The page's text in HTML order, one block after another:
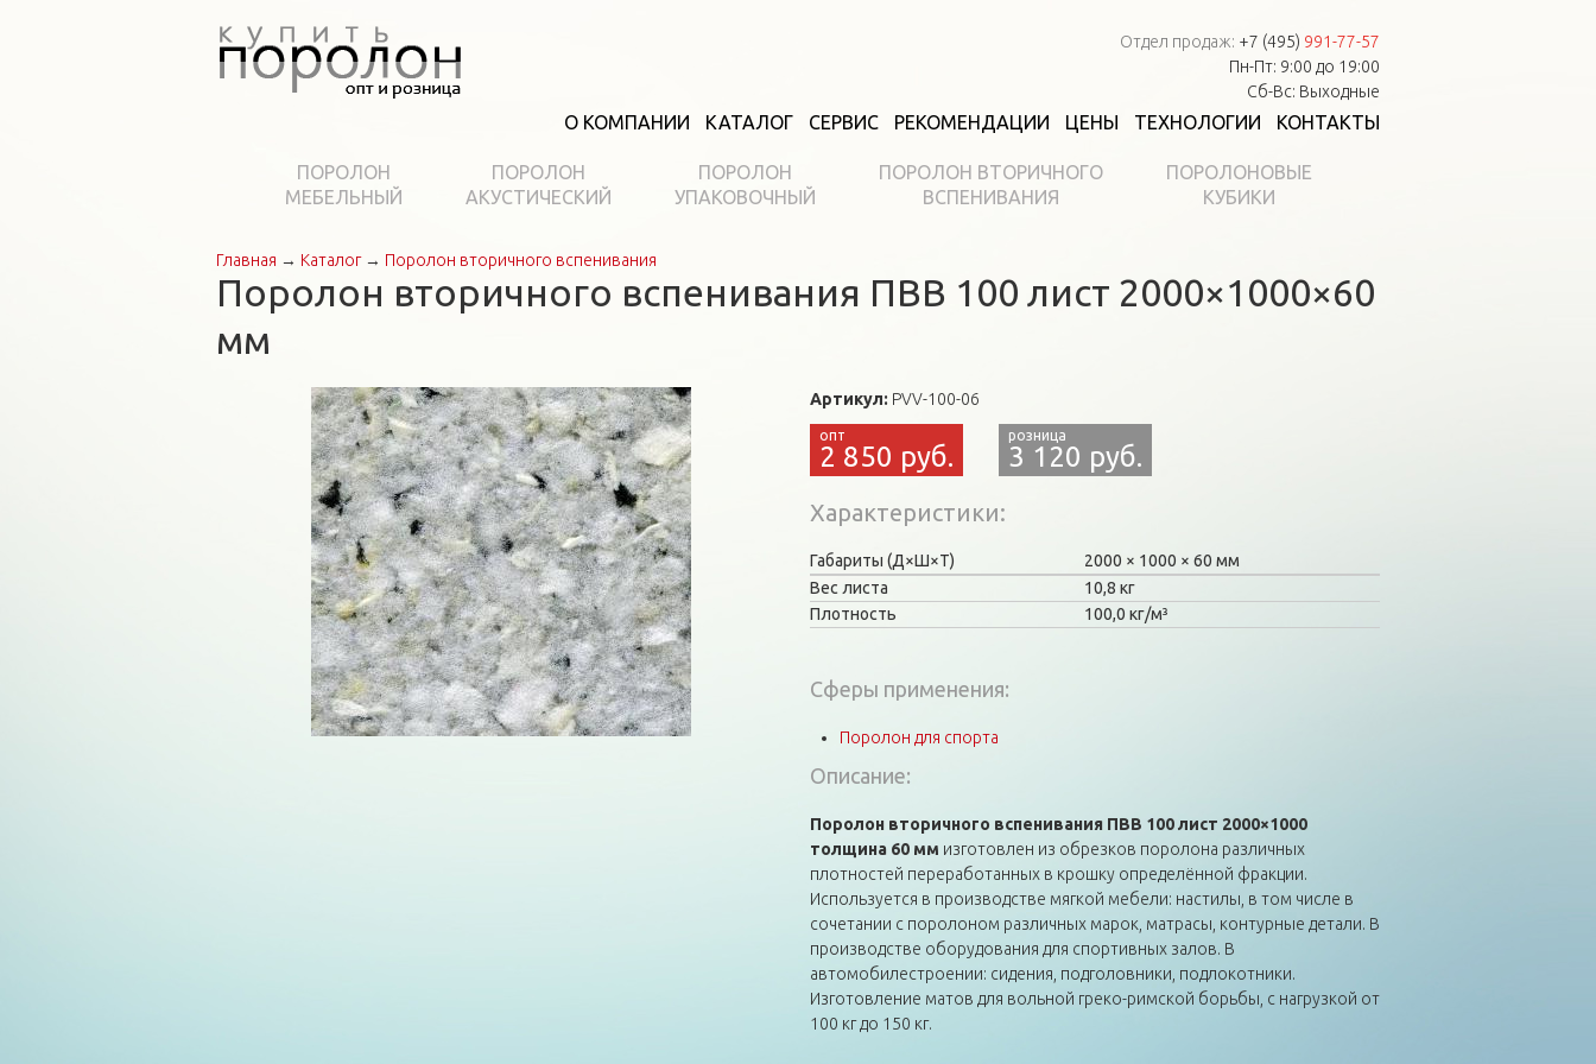
Отдел продаж: +7 (495) 991-77-57
Пн-Пт: 9:00 до 19:00
Сб-Вс: Выходные
О КОМПАНИИ КАТАЛОГ СЕРВИС РЕКОМЕНДАЦИИ ЦЕНЫ ТЕХНОЛОГИИ КОНТАКТЫ
ПОРОЛОН
МЕБЕЛЬНЫЙ
ПОРОЛОН
АКУСТИЧЕСКИЙ
ПОРОЛОН
УПАКОВОЧНЫЙ
ПОРОЛОН ВТОРИЧНОГО
ВСПЕНИВАНИЯ
ПОРОЛОНОВЫЕ
КУБИКИ
Вы здесь
Главная → Каталог→ Поролон вторичного вспенивания
Поролон вторичного вспенивания ПВВ 100 лист 2000×1000×60
мм
Артикул: PVV-100-06
2 850 руб. 3 120 руб.
Характеристики
Габариты (Д×Ш×Т) 2000 1000
60 мм
Вес листа
10,8 кг
Плотность
100,0 кг/м³
Сферы применения:
Поролон для спорта
Описание:
Поролон вторичного вспенивания ПВВ 100 лист 2000×1000
толщина 60 мм изготовлен из обрезков поролона различных
плотностей переработанных в крошку определённой фракции.
Используется в производстве мягкой мебели: настилы, в том числе в
сочетании с поролоном различных марок, матрасы, контурные детали. В
производстве оборудования для спортивных залов. В
автомобилестроении: сидения, подголовники, подлокотники.
Изготовление матов для вольной греко-римской борьбы, с нагрузкой от
100 кг до 150 кг.